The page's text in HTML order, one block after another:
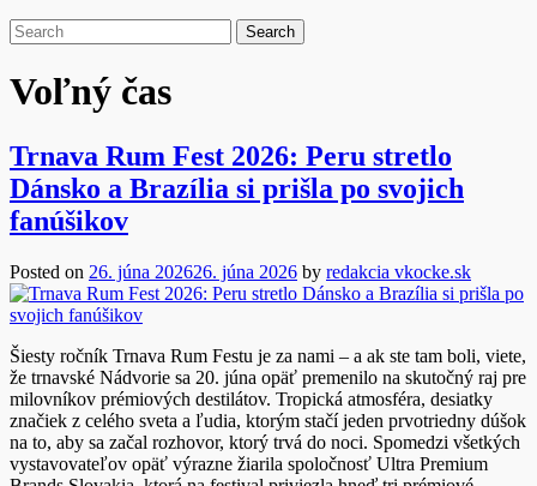
Voľný čas
Trnava Rum Fest 2026: Peru stretlo
Dánsko a Brazília si prišla po svojich
fanúšikov
Posted on 26. júna 202626. júna 2026 by redakcia vkocke.sk
Šiesty ročník Trnava Rum Festu je za nami – a ak ste tam boli, viete,
že trnavské Nádvorie sa 20. júna opäť premenilo na skutočný raj pre
milovníkov prémiových destilátov. Tropická atmosféra, desiatky
značiek z celého sveta a ľudia, ktorým stačí jeden prvotriedny dúšok
na to, aby sa začal rozhovor, ktorý trvá do noci. Spomedzi všetkých
vystavovateľov opäť výrazne žiarila spoločnosť Ultra Premium